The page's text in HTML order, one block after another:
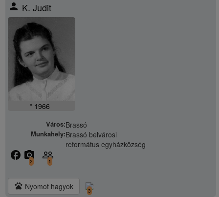
person K. Judit
* 1966
Város:Brassó
Munkahely:Brassó belvárosi
református egyházközség
facebook camera_alt
2
people_outline
1
pets Nyomot hagyok 3